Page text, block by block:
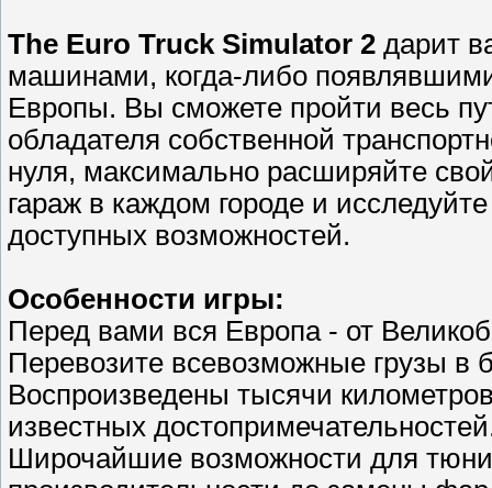
The Euro Truck Simulator 2 дарит
машинами, когда-либо
Европы. Вы сможете пройти весь
обладателя собственной
нуля, максимально расширяйте
гараж в каждом городе и
доступных возможностей.
Особенности игры:
Перед вами вся Европа - от
Перевозите всевозможные грузы в
Воспроизведены тысячи
известных
Широчайшие возможности для